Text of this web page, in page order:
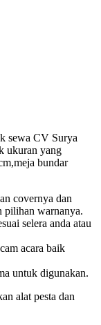
sewa CV Surya
ukuran yang
bundar
covernya dan
pilihan warnanya.
selera anda atau
acara baik
untuk digunakan.
alat pesta dan